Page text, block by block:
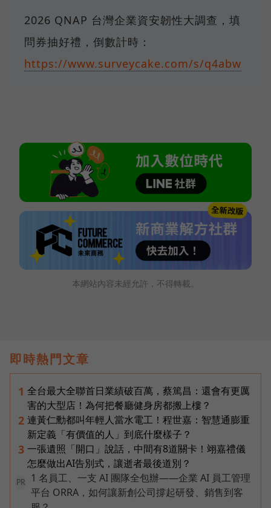
2026 QNAP 台灣企業資安韌性大調查，填
問券抽好禮，倒數計時：
https://www.surveycake.com/s/q4abw
本網站內容未經允許，不得轉載。
即時熱門文章
1 全台最大全聯首日業績破百萬，蔡篤昌：還會有更厲
害的大型店！為何把餐廳健身房都搬上樓？
2 連黃仁勳都叫年輕人當水電工！程世嘉：智慧通膨重
新定義「有價值的人」到底什麼樣子？
3 一張遺照「開口」說話，中間有8道關卡！翊嘉禮儀
怎麼做出AI告別式，讓逝者最後道別？
PR
1 名員工、一支 AI 團隊全包辦——企業 AI 員工管理
平台 ORRA，如何讓新創公司撐起研發、銷售到客